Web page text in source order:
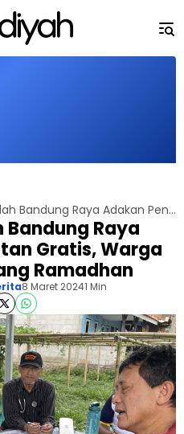
Lajnah Imaillah Bandung Raya Adakan Pengobatan Gratis, Warga Sehat Sepanjang Ramadhan
Bandung Raya
Gratis, Warga
Ramadhan
8 Maret 20241 Min